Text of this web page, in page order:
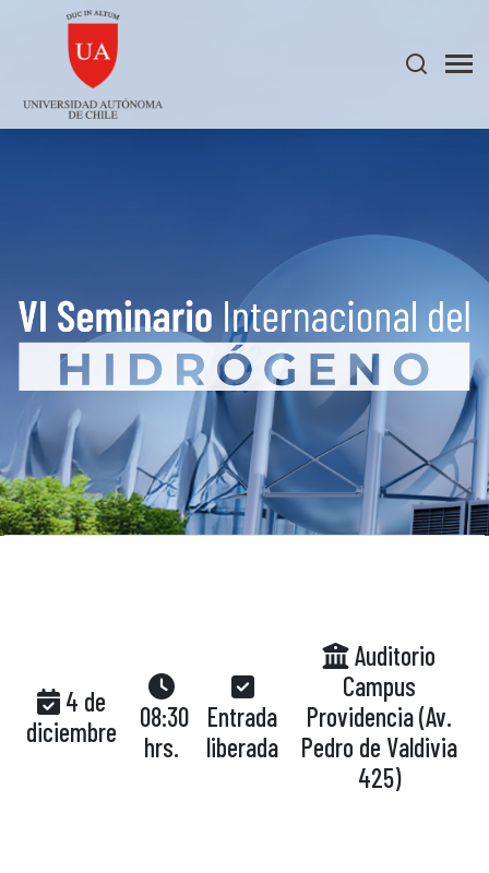
4 de
diciembre
08:30
hrs.
Entrada
liberada
Auditorio
Campus
Providencia (Av.
Pedro de Valdivia
425)